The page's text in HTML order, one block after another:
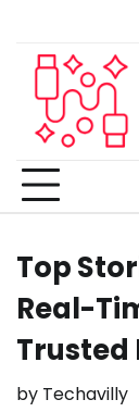
content
Top
Real-
Trusted
by Techavilly